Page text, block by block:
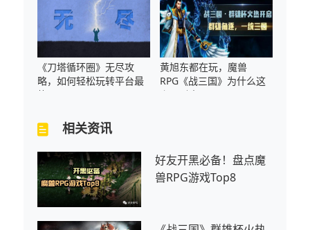
《刀塔循环圈》无尽攻
略，如何轻松玩转平台最
热RPG图
黄旭东都在玩，魔兽
RPG《战三国》为什么这
么吸引人？
相关资讯
好友开黑必备！盘点魔
兽RPG游戏Top8